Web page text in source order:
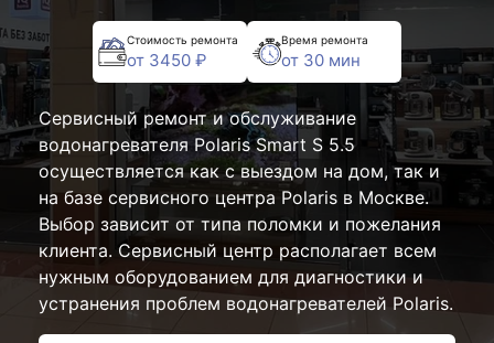
Стоимость ремонта
от 3450 ₽
Время ремонта
от 30 мин
Сервисный ремонт и обслуживание
водонагревателя Polaris Smart S 5.5
осуществляется как с выездом на дом, так и
на базе сервисного центра Polaris в Москве.
Выбор зависит от типа поломки и пожелания
клиента. Сервисный центр располагает всем
нужным оборудованием для диагностики и
устранения проблем водонагревателей Polaris.